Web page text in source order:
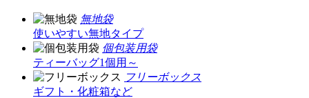
無地袋
使いやすい無地タイプ
個包装用袋
ティーバッグ1個用～
フリーボックス
ギフト・化粧箱など